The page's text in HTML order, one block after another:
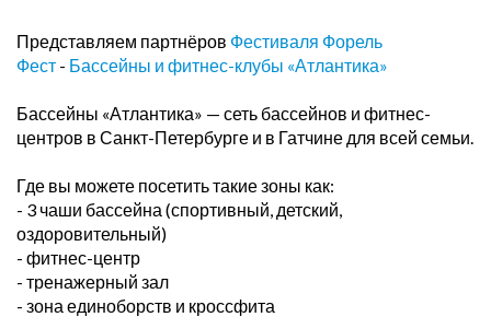
Представляем партнёров Фестиваля Форель
Фест - Бассейны и фитнес-клубы «Атлантика»
Бассейны «Атлантика» — сеть бассейнов и фитнес-
центров в Санкт-Петербурге и в Гатчине для всей семьи.
Где вы можете посетить такие зоны как:
- 3 чаши бассейна (спортивный, детский,
оздоровительный)
- фитнес-центр
- тренажерный зал
- зона единоборств и кроссфита